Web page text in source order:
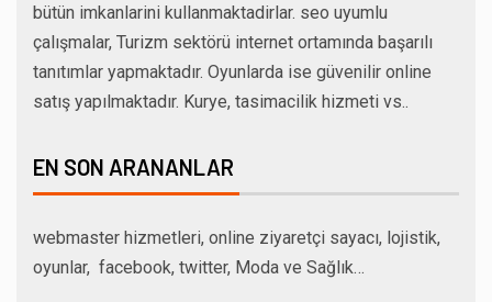
bütün imkanlarini kullanmaktadirlar. seo uyumlu
çalışmalar, Turizm sektörü internet ortamında başarılı
tanıtımlar yapmaktadır. Oyunlarda ise güvenilir online
satış yapılmaktadır. Kurye, tasimacilik hizmeti vs..
EN SON ARANANLAR
webmaster hizmetleri, online ziyaretçi sayacı, lojistik,
oyunlar, facebook, twitter, Moda ve Sağlık…